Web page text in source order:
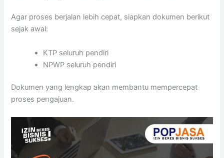
Agar proses berjalan lebih cepat, siapkan dokumen berikut
sejak awal:
KTP seluruh pendiri
NPWP seluruh pendiri
Dokumen yang lengkap akan membantu mempercepat
proses pengajuan.